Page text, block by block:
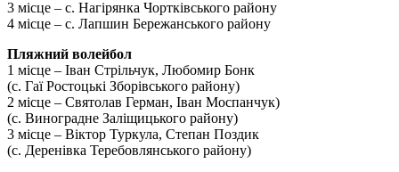
3 місце – с. Нагірянка Чортківського району
4 місце – с. Лапшин Бережанського району
Пляжний волейбол
1 місце – Іван Стрільчук, Любомир Бонк
(с. Гаї Ростоцькі Зборівського району)
2 місце – Святолав Герман, Іван Моспанчук)
(с. Виноградне Заліщицького району)
3 місце – Віктор Туркула, Степан Поздик
(с. Деренівка Теребовлянського району)